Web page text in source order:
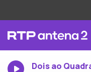
Dois ao